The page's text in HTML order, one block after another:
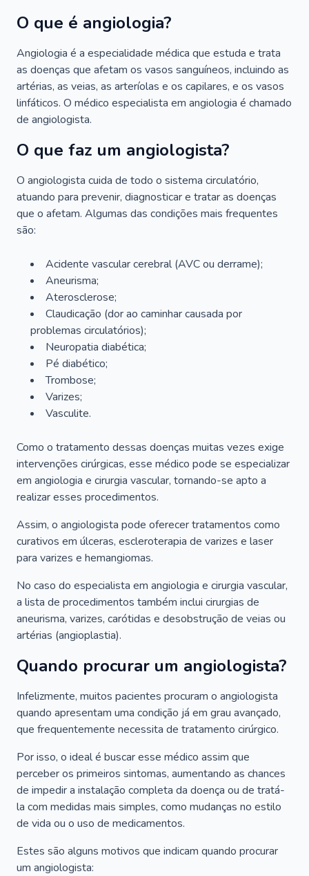
O que é angiologia?
Angiologia é a especialidade médica que estuda e trata
as doenças que afetam os vasos sanguíneos, incluindo as
artérias, as veias, as arteríolas e os capilares, e os vasos
linfáticos. O médico especialista em angiologia é chamado
de angiologista.
O que faz um angiologista?
O angiologista cuida de todo o sistema circulatório,
atuando para prevenir, diagnosticar e tratar as doenças
que o afetam. Algumas das condições mais frequentes
são:
Acidente vascular cerebral (AVC ou derrame);
Aneurisma;
Aterosclerose;
Claudicação (dor ao caminhar causada por
problemas circulatórios);
Neuropatia diabética;
Pé diabético;
Trombose;
Varizes;
Vasculite.
Como o tratamento dessas doenças muitas vezes exige
intervenções cirúrgicas, esse médico pode se especializar
em angiologia e cirurgia vascular, tornando-se apto a
realizar esses procedimentos.
Assim, o angiologista pode oferecer tratamentos como
curativos em úlceras, escleroterapia de varizes e laser
para varizes e hemangiomas.
No caso do especialista em angiologia e cirurgia vascular,
a lista de procedimentos também inclui cirurgias de
aneurisma, varizes, carótidas e desobstrução de veias ou
artérias (angioplastia).
Quando procurar um angiologista?
Infelizmente, muitos pacientes procuram o angiologista
quando apresentam uma condição já em grau avançado,
que frequentemente necessita de tratamento cirúrgico.
Por isso, o ideal é buscar esse médico assim que
perceber os primeiros sintomas, aumentando as chances
de impedir a instalação completa da doença ou de tratá-
la com medidas mais simples, como mudanças no estilo
de vida ou o uso de medicamentos.
Estes são alguns motivos que indicam quando procurar
um angiologista: